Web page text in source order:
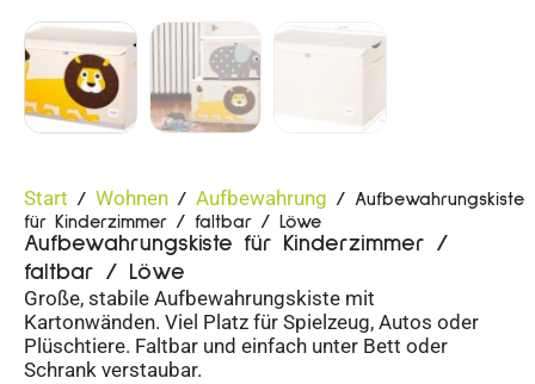
Start / Wohnen / Aufbewahrung / Aufbewahrungskiste
für Kinderzimmer / faltbar / Löwe
Aufbewahrungskiste für Kinderzimmer /
faltbar / Löwe
Große, stabile Aufbewahrungskiste mit
Kartonwänden. Viel Platz für Spielzeug, Autos oder
Plüschtiere. Faltbar und einfach unter Bett oder
Schrank verstaubar.